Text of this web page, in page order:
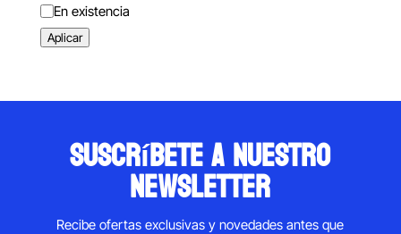
Estado
En existencia
Aplicar
suscríbete a nuestro
newsletter
Recibe ofertas exclusivas y novedades antes que